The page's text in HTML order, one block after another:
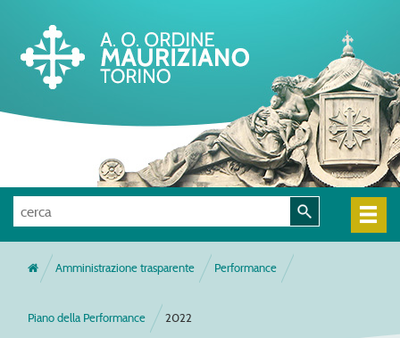
Amministrazione trasparente Performance
Piano della Performance 2022